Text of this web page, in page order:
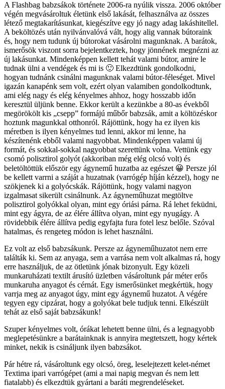
A Flashbag babzsákok története 2006-ra nyúlik vissza. 2006 október
végén megvásároltuk életünk első lakását, felhasználva az összes
létező megtakarításunkat, kiegészítve egy jó nagy adag lakáshitellel.
A beköltözés után nyilvánvalóvá vált, hogy alig vannak bútoraink
és, hogy nem tudunk új bútorokat vásárolni magunknak. A barátok,
ismerősök viszont sorra bejelentkeztek, hogy jönnének megnézni az
új lakásunkat. Mindenképpen kellett tehát valami bútor, amire le
tudnak ülni a vendégek és mi is 🙂 Elkezdtünk gondolkodni,
hogyan tudnánk csinálni magunknak valami bútor-féleséget. Mivel
igazán kanapénk sem volt, ezért olyan valamiben gondolkodtunk,
ami elég nagy és elég kényelmes ahhoz, hogy hosszabb időn
keresztül üljünk benne. Ekkor került a kezünkbe a 80-as évekből
megörökölt kis „csepp” formájú műbőr babzsák, amit a költözéskor
hoztunk magunkkal otthonról. Rájöttünk, hogy ha ez ilyen kis
méretben is ilyen kényelmes tud lenni, akkor mi lenne, ha
készítenénk ebből valami nagyobbat. Mindenképpen valami új
formát, és sokkal-sokkal nagyobbat szerettünk volna. Vettünk egy
csomó polisztirol golyót (akkoriban még elég olcsó volt) és
beletöltöttük először egy ágynemű huzatba az egészet 😀 Persze jól
be kellett varrni a száját a huzatnak (varrógép híján kézzel), hogy ne
szökjenek ki a golyócskák. Rájöttünk, hogy valami nagyon
izgalmasat sikerült csinálnunk. Az ágyneműhuzat megtöltve
polisztirol golyókkal olyan, mint egy óriási párna. Rá lehet feküdni,
mint egy ágyra, de az élére állítva olyan, mint egy nyugágy. A
rövidebbik élére állítva pedig egyfajta fura fotel lesz belőle. Szóval
hatalmas, és rengeteg módon is lehet használni.
Ez volt az első babzsákunk. Persze az ágyneműhuzatot nem erre
találták ki. Sem az anyaga, sem a varrása nem volt alkalmas rá, hogy
erre használjuk, de az ötletünk jónak bizonyult. Egy közeli
munkaruházati textilt árusító üzletben vásároltunk pár méter erős
munkaruha anyagot és cérnát. Egy ismerősünket megkértük, hogy
varrja meg az anyagot úgy, mint egy ágynemű huzatot. A végére
tegyen egy cipzárat, hogy a golyókat bele tudjuk tenni. Elkészült
tehát az első saját babzsákunk!
Szuper kényelmes volt, órákat lehetett benne ülni, és a legnagyobb
meglepetésünkre a barátainknak is annyira megtetszett, hogy kértek
minket, nekik is csináljunk ilyen babzsákot.
Pár hétre rá, vásároltunk egy olcsó, öreg, leselejtezett kelet-német
Textima ipari varrógépet (ami a mai napig megvan és nem lett
fiatalabb) és elkezdtük gyártani a baráti megrendeléseket.